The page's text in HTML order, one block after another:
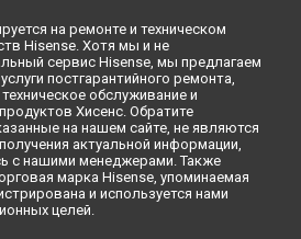
на ремонте и техническом
Hisense. Хотя мы и не
сервис Hisense, мы предлагаем
постгарантийного ремонта,
обслуживание и
Хисенс. Обратите
на нашем сайте, не являются
актуальной информации,
с нашими менеджерами. Также
марка Hisense, упоминаемая
и используется нами
целей.